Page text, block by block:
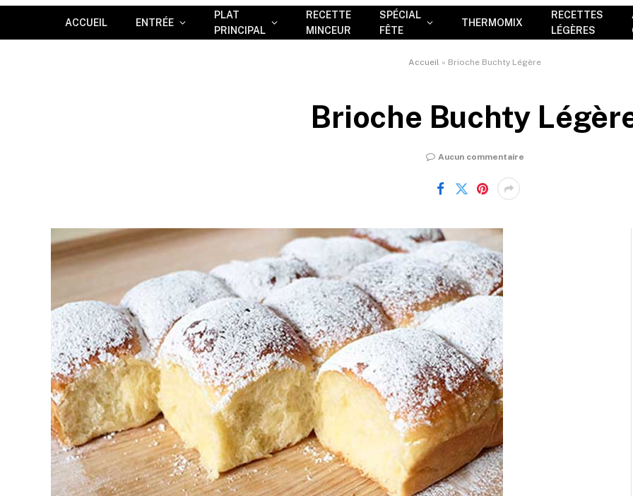
ACCUEIL ENTRÉE
PLAT
PRINCIPAL
RECETTE
MINCEUR
SPÉCIAL
FÊTE
THERMOMIX
RECETTES
LÉGÈRES
Accueil » Brioche Buchty Légère
Brioche Buchty
Aucun commentaire